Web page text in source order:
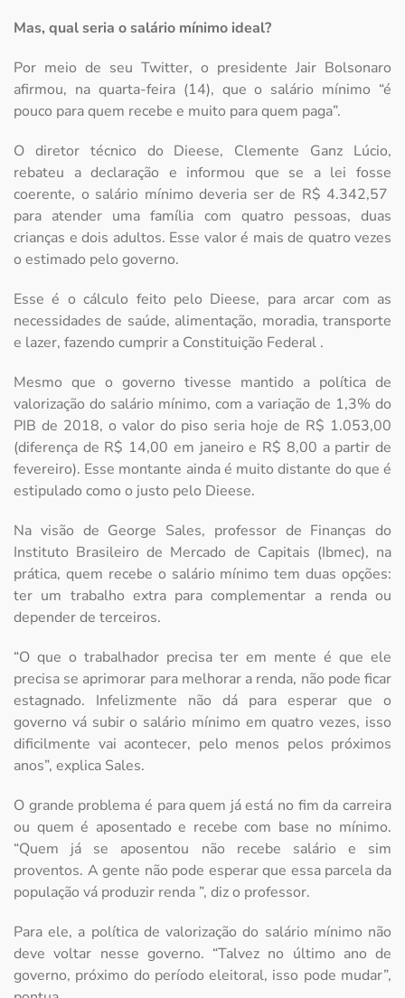
Mas, qual seria o salário mínimo ideal?
Por meio de seu Twitter, o presidente Jair Bolsonaro
afirmou, na quarta-feira (14), que o salário mínimo “é
pouco para quem recebe e muito para quem paga”.
O diretor técnico do Dieese, Clemente Ganz Lúcio,
rebateu a declaração e informou que se a lei fosse
coerente, o salário mínimo deveria ser de R$ 4.342,57
para atender uma família com quatro pessoas, duas
crianças e dois adultos. Esse valor é mais de quatro vezes
o estimado pelo governo.
Esse é o cálculo feito pelo Dieese, para arcar com as
necessidades de saúde, alimentação, moradia, transporte
e lazer, fazendo cumprir a Constituição Federal .
Mesmo que o governo tivesse mantido a política de
valorização do salário mínimo, com a variação de 1,3% do
PIB de 2018, o valor do piso seria hoje de R$ 1.053,00
(diferença de R$ 14,00 em janeiro e R$ 8,00 a partir de
fevereiro). Esse montante ainda é muito distante do que é
estipulado como o justo pelo Dieese.
Na visão de George Sales, professor de Finanças do
Instituto Brasileiro de Mercado de Capitais (Ibmec), na
prática, quem recebe o salário mínimo tem duas opções:
ter um trabalho extra para complementar a renda ou
depender de terceiros.
“O que o trabalhador precisa ter em mente é que ele
precisa se aprimorar para melhorar a renda, não pode ficar
estagnado. Infelizmente não dá para esperar que o
governo vá subir o salário mínimo em quatro vezes, isso
dificilmente vai acontecer, pelo menos pelos próximos
anos”, explica Sales.
O grande problema é para quem já está no fim da carreira
ou quem é aposentado e recebe com base no mínimo.
“Quem já se aposentou não recebe salário e sim
proventos. A gente não pode esperar que essa parcela da
população vá produzir renda ”, diz o professor.
Para ele, a política de valorização do salário mínimo não
deve voltar nesse governo. “Talvez no último ano de
governo, próximo do período eleitoral, isso pode mudar”,